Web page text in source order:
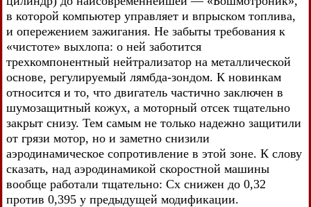
в которой компьютер управляет и впрыском топлива,
и опережением зажигания. Не забыты требования к
«чистоте» выхлопа: о ней заботится
трехкомпонентный нейтрализатор на металлической
основе, регулируемый лямбда-зондом. К новинкам
относится и то, что двигатель частично заключен в
шумозащитный кожух, а моторный отсек тщательно
закрыт снизу. Тем самым не только надежно защитили
от грязи мотор, но и заметно снизили
аэродинамическое сопротивление в этой зоне. К слову
сказать, над аэродинамикой скоростной машины
вообще работали тщательно: Сх снижен до 0,32
против 0,395 у предыдущей модификации.